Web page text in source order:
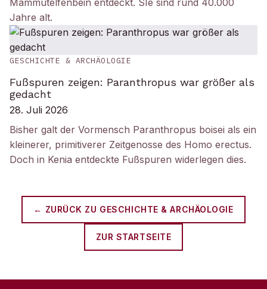
Mammutelfenbein entdeckt. SIe sind rund 40.000
Jahre alt.
GESCHICHTE & ARCHÄOLOGIE
Fußspuren zeigen: Paranthropus war größer als
gedacht
28. Juli 2026
Bisher galt der Vormensch Paranthropus boisei als ein
kleinerer, primitiverer Zeitgenosse des Homo erectus.
Doch in Kenia entdeckte Fußspuren widerlegen dies.
← ZURÜCK ZU GESCHICHTE & ARCHÄOLOGIE
ZUR STARTSEITE